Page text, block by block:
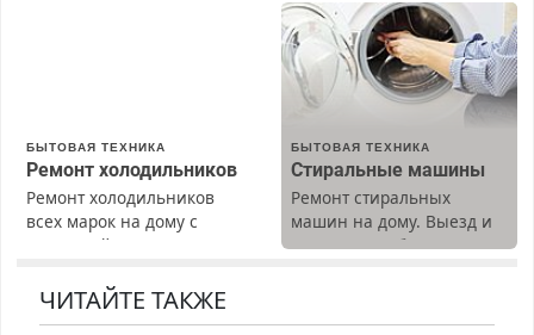
Ежемесячно
выплачивается денежная
премия. Возможно
бесплатное обучение,
транспортной
безопасности с з/п до
Недорого.
БЫТОВАЯ ТЕХНИКА
Ремонт холодильников
Ремонт холодильников
всех марок на дому с
гарантией. Замена
Недорого. Без выходных.
БЫТОВАЯ ТЕХНИКА
Стиральные машины
Ремонт стиральных
машин на дому. Выезд и
диагностика бесплатно.
ЧИТАЙТЕ ТАКЖЕ